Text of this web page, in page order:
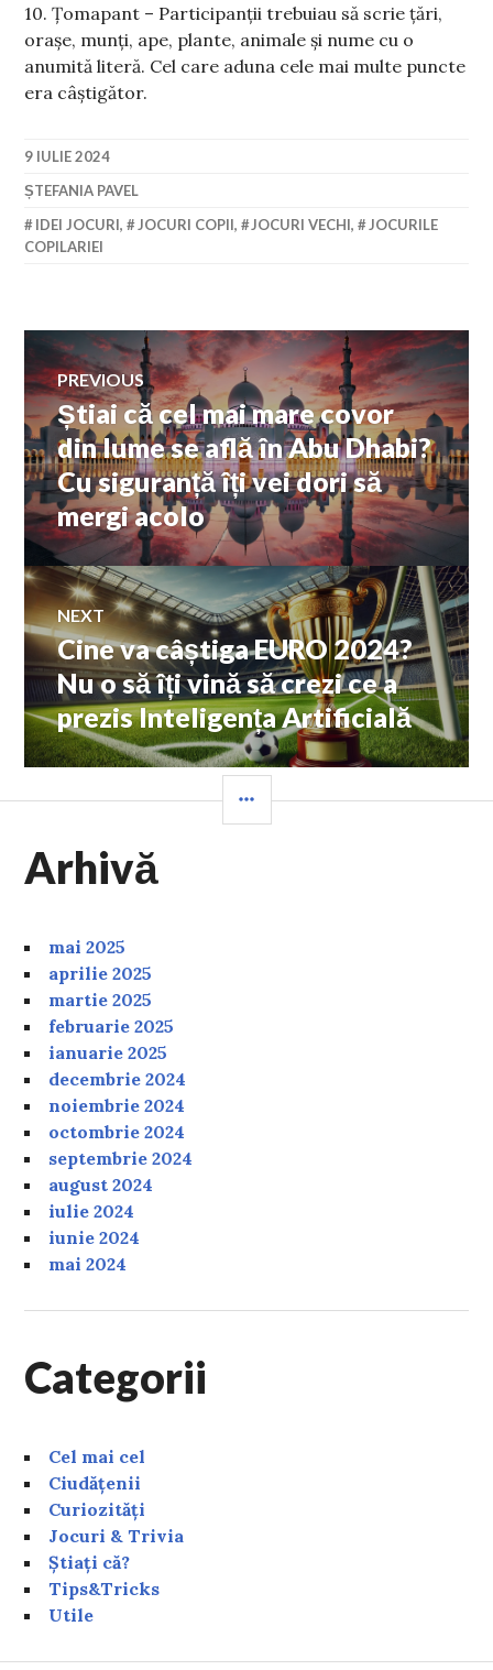
10. Țomapant – Participanții trebuiau să scrie țări,
orașe, munți, ape, plante, animale și nume cu o
anumită literă. Cel care aduna cele mai multe puncte
era câștigător.
9 IULIE 2024
ȘTEFANIA PAVEL
IDEI JOCURI, JOCURI COPII, JOCURI VECHI,
JOCURILE
COPILARIEI
Navigare
în
articole
PREVIOUS
Previous
post:
Știai că cel mai mare covor
din lume se află în Abu Dhabi?
Cu siguranță îți vei dori să
mergi acolo
NEXT
Next
post:
Cine va câștiga EURO 2024?
Nu o să îți vină să crezi ce a
prezis Inteligența Artificială
Arhivă
mai 2025
aprilie 2025
martie 2025
februarie 2025
ianuarie 2025
decembrie 2024
noiembrie 2024
octombrie 2024
septembrie 2024
august 2024
iulie 2024
iunie 2024
mai 2024
Categorii
Cel mai cel
Ciudățenii
Curiozități
Jocuri & Trivia
Știați că?
Tips&Tricks
Utile